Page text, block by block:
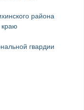
района
краю
гвардии